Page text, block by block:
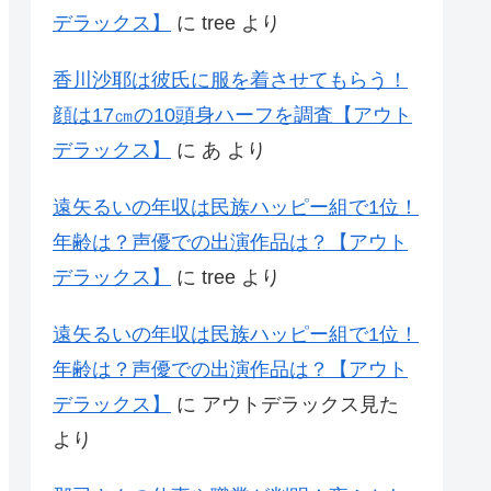
デラックス】
に tree より
香川沙耶は彼氏に服を着させてもらう！
顔は17㎝の10頭身ハーフを調査【アウト
デラックス】
に あ より
遠矢るいの年収は民族ハッピー組で1位！
年齢は？声優での出演作品は？【アウト
デラックス】
に tree より
遠矢るいの年収は民族ハッピー組で1位！
年齢は？声優での出演作品は？【アウト
デラックス】
に アウトデラックス見た
より